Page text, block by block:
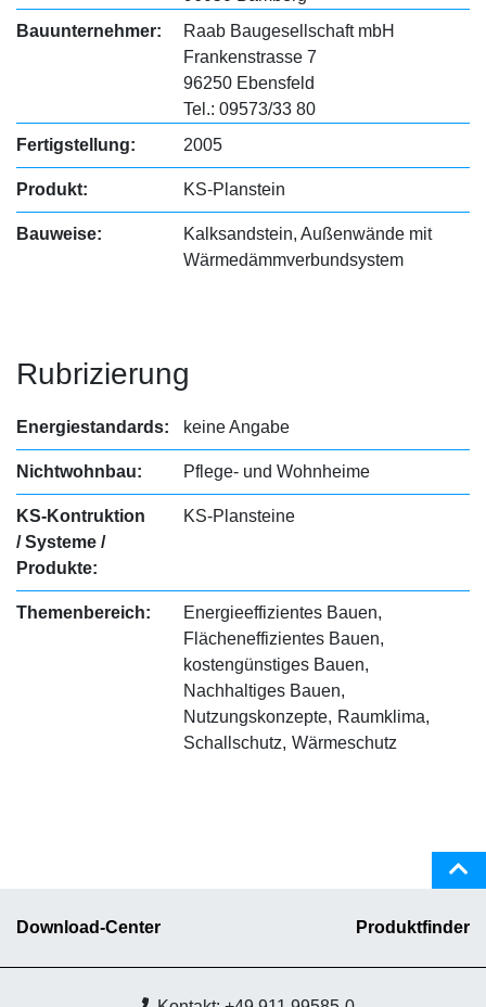
Bauunternehmer:
Raab Baugesellschaft mbH
Frankenstrasse 7
96250 Ebensfeld
Tel.: 09573/33 80
Fertigstellung:
2005
Produkt: KS-Planstein
Bauweise:
Kalksandstein, Außenwände mit
Wärmedämmverbundsystem
Rubrizierung
Energiestandards: keine Angabe
Nichtwohnbau: Pflege- und Wohnheime
KS-Kontruktion
/ Systeme /
Produkte:
KS-Plansteine
Themenbereich:
Energieeffizientes Bauen
Flächeneffizientes Bauen
kostengünstiges Bauen
Nachhaltiges Bauen
Nutzungskonzepte
Raumklima
Schallschutz
Wärmeschutz
Download-Center Produktfinder